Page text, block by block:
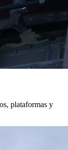
plataformas y